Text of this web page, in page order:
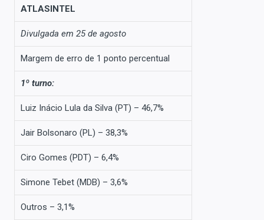
ATLASINTEL
Divulgada em 25 de agosto
Margem de erro de 1 ponto percentual
1º turno:
Luiz Inácio Lula da Silva (PT) – 46,7%
Jair Bolsonaro (PL) – 38,3%
Ciro Gomes (PDT) – 6,4%
Simone Tebet (MDB) – 3,6%
Outros – 3,1%